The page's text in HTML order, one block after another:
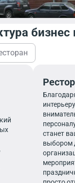
бизнес
станет
выбором